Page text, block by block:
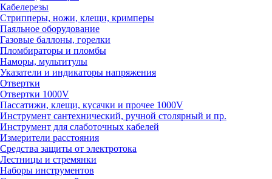
Кабелерезы
Стрипперы, ножи, клещи, кримперы
Паяльное оборудование
Газовые баллоны, горелки
Пломбираторы и пломбы
Наморы, мультитулы
Указатели и индикаторы напряжения
Отвертки
Отвертки 1000V
Пассатижи, клещи, кусачки и прочее 1000V
Инструмент сантехнический, ручной столярный и пр.
Инструмент для слаботочных кабелей
Измерители расстояния
Средства защиты от электротока
Лестницы и стремянки
Наборы инструментов